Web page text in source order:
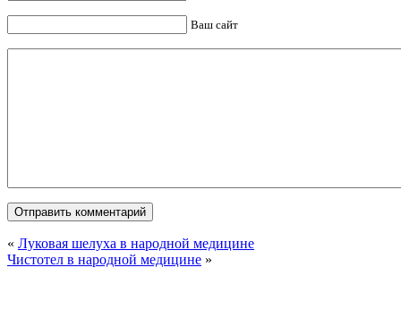
Ваш сайт
« Луковая шелуха в народной медицине
Чистотел в народной медицине »